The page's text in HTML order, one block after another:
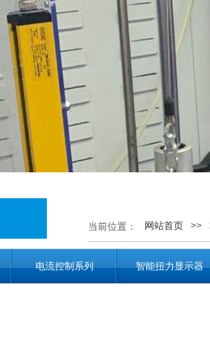
当前位置： 网站首页 >>
电流控制系列 智能扭力显示器